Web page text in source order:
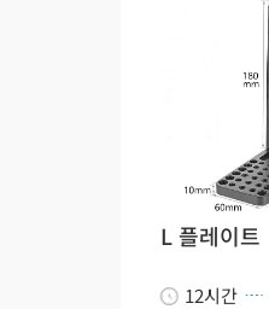
L 플레이트
12시간